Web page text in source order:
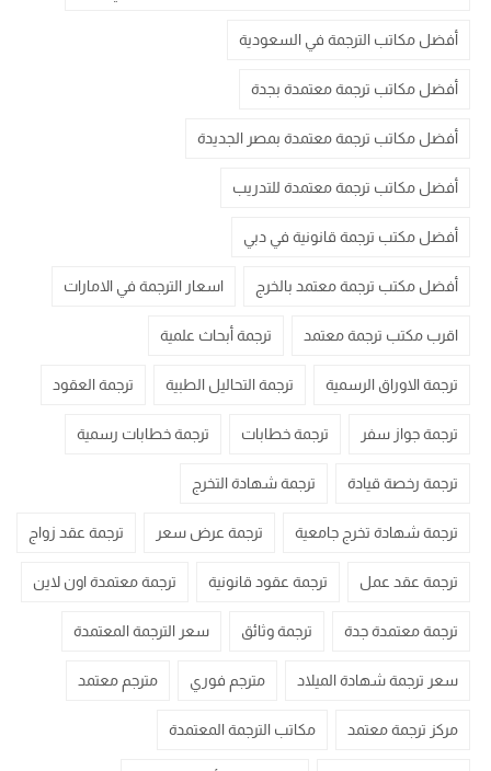
أفضل مكاتب الترجمة في السعودية
أفضل مكاتب ترجمة معتمدة بجدة
أفضل مكاتب ترجمة معتمدة بمصر الجديدة
أفضل مكاتب ترجمة معتمدة للتدريب
أفضل مكتب ترجمة قانونية في دبي
أفضل مكتب ترجمة معتمد بالخرج اسعار الترجمة في الامارات
اقرب مكتب ترجمة معتمد ترجمة أبحاث علمية
ترجمة الاوراق الرسمية ترجمة التحاليل الطبية ترجمة العقود
ترجمة جواز سفر ترجمة خطابات ترجمة خطابات رسمية
ترجمة رخصة قيادة ترجمة شهادة التخرج
ترجمة شهادة تخرج جامعية ترجمة عرض سعر ترجمة عقد زواج
ترجمة عقد عمل ترجمة عقود قانونية ترجمة معتمدة اون لاين
ترجمة معتمدة جدة ترجمة وثائق سعر الترجمة المعتمدة
سعر ترجمة شهادة الميلاد مترجم فوري مترجم معتمد
مركز ترجمة معتمد مكاتب الترجمة المعتمدة